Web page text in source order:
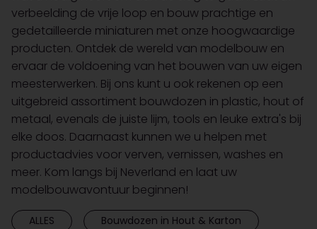
verbeelding de vrije loop en bouw prachtige en
gedetailleerde miniaturen met onze hoogwaardige
producten. Ontdek de wereld van modelbouw en
ervaar de voldoening van het bouwen van uw eigen
meesterwerken. Bij ons kunt u ook rekenen op een
uitgebreid assortiment bouwdozen in plastic, hout of
metaal, evenals de juiste lijm, tools en leuke extra's bij
elke doos. Daarnaast kunnen we u helpen met
productadvies voor verven, vernissen, washes en
meer. Kom langs bij Neverland en laat uw
modelbouwavontuur beginnen!
ALLES Bouwdozen in Hout & Karton